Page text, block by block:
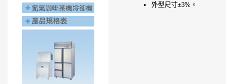
外型尺寸±3%。